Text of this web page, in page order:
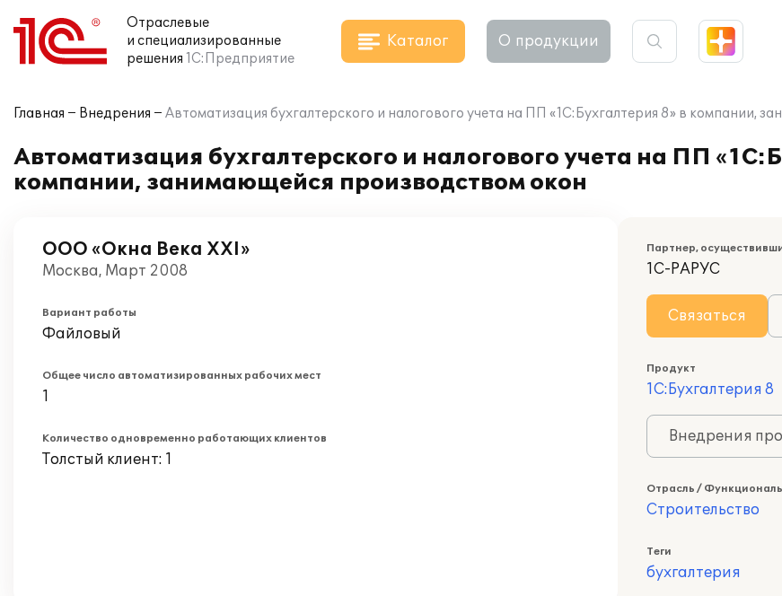
Отраслевые
и специализированные
решения 1С:Предприятие
Каталог О продукции
Главная Внедрения Автоматизация бухгалтерского и налогового учета на ПП «1С:Бухгалтерия 8» в компании,
Автоматизация бухгалтерского и налогового учета на ПП
компании, занимающейся производством окон
ООО «Окна Века ХХI»
Москва, Март 2008
Вариант работы
Файловый
Общее число автоматизированных рабочих мест
1
Количество одновременно работающих клиентов
Толстый клиент: 1
Партнер,
1С-РАРУС
Связаться
Продукт
1С:Бухгалтерия 8
Внедрения
Отрасль /
Строительство
Теги
бухгалтерия